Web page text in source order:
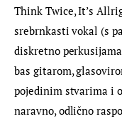
Think Twice, It’s
srebrnkasti vokal (s
diskretno
bas gitarom,
pojedinim stvarima i
naravno, odlično